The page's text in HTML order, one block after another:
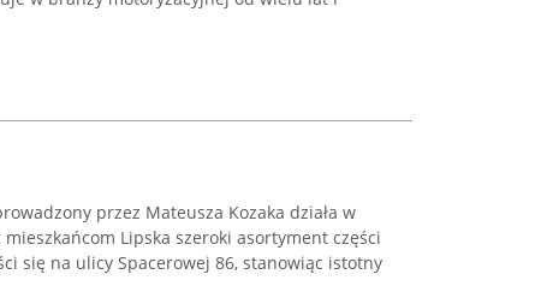
przez Mateusza Kozaka działa w
Lipska szeroki asortyment części
się na ulicy Spacerowej 86, stanowiąc istotny